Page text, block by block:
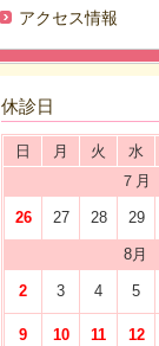
アクセス情報
休診日
日 月 火 水
７月
26 27 28 29
8月
2 3 4 5
9 10 11 12